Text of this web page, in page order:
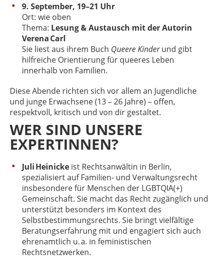
9. September, 19–21 Uhr
Ort: wie oben
Thema: Lesung & Austausch mit der Autorin
Verena Carl
Sie liest aus ihrem Buch Queere Kinderund gibt
hilfreiche Orientierung für queeres Leben
innerhalb von Familien.
Diese Abende richten sich vor allem an Jugendliche
und junge Erwachsene (13 – 26 Jahre) – offen,
respektvoll, kritisch und von dir gestaltet.
WER SIND UNSERE
EXPERTINNEN?
Juli Heinicke ist Rechtsanwältin in Berlin,
spezialisiert auf Familien‑ und Verwaltungsrecht
insbesondere für Menschen der LGBTQIA(+)
Gemeinschaft. Sie macht das Recht zugänglich und
unterstützt besonders im Kontext des
Selbstbestimmungsrechts. Sie bringt vielfältige
Beratungserfahrung mit und engagiert sich auch
ehrenamtlich u. a. in feministischen
Rechtsnetzwerken.